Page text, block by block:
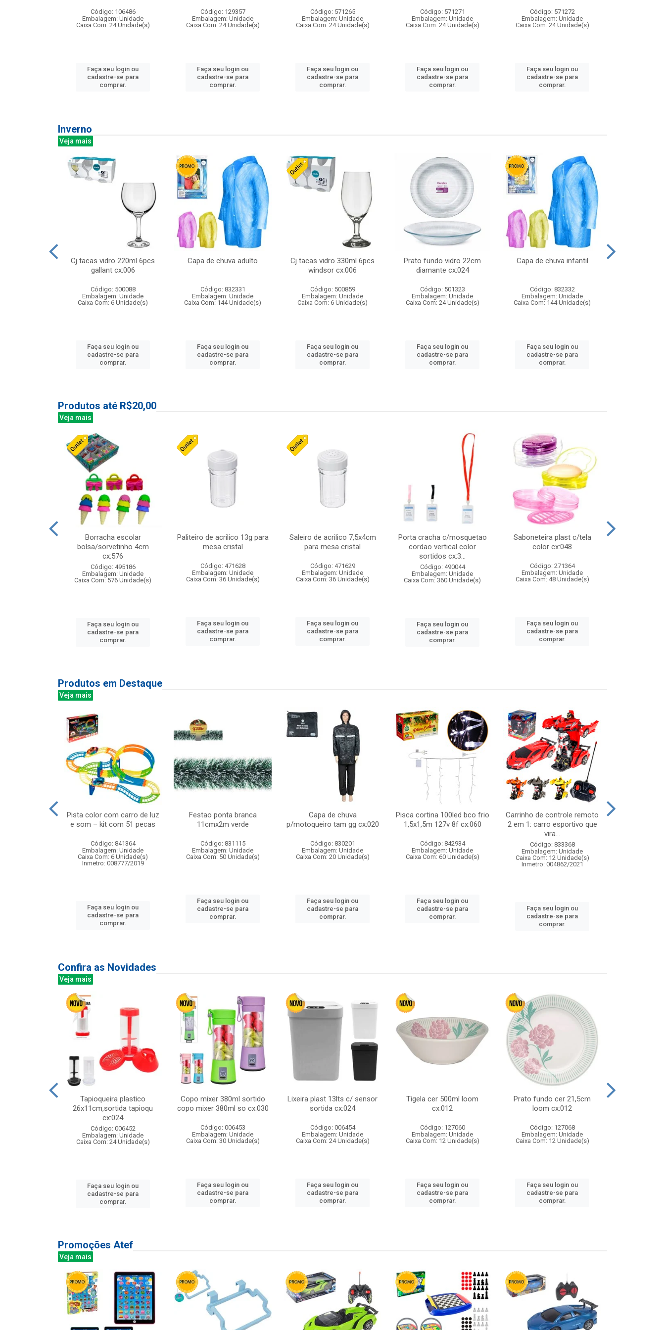
Código: 106486
Embalagem: Unidade
Caixa Com: 24 Unidade(s)
Faça seu login ou
cadastre-se para
comprar.
Código: 129357
Embalagem: Unidade
Caixa Com: 24 Unidade(s)
Faça seu login ou
cadastre-se para
comprar.
Código: 571265
Embalagem: Unidade
Caixa Com: 24 Unidade(s)
Faça seu login ou
cadastre-se para
comprar.
Código: 571271
Embalagem: Unidade
Caixa Com: 24 Unidade(s)
Faça seu login ou
cadastre-se para
comprar.
Código: 571272
Embalagem: Unidade
Caixa Com: 24 Unidade(s)
Faça seu login ou
cadastre-se para
comprar.
Inverno
Veja mais
Cj tacas vidro 220ml 6pcs
gallant cx:006
Código: 500088
Embalagem: Unidade
Caixa Com: 6 Unidade(s)
Faça seu login ou
cadastre-se para
comprar.
Capa de chuva adulto
Código: 832331
Embalagem: Unidade
Caixa Com: 144 Unidade(s)
Faça seu login ou
cadastre-se para
comprar.
Cj tacas vidro 330ml 6pcs
windsor cx:006
Código: 500859
Embalagem: Unidade
Caixa Com: 6 Unidade(s)
Faça seu login ou
cadastre-se para
comprar.
Prato fundo vidro 22cm
diamante cx:024
Código: 501323
Embalagem: Unidade
Caixa Com: 24 Unidade(s)
Faça seu login ou
cadastre-se para
comprar.
Capa de chuva infantil
Código: 832332
Embalagem: Unidade
Caixa Com: 144 Unidade(s)
Faça seu login ou
cadastre-se para
comprar.
Produtos até R$20,00
Veja mais
Borracha escolar
bolsa/sorvetinho 4cm
cx:576
Código: 495186
Embalagem: Unidade
Caixa Com: 576 Unidade(s)
Faça seu login ou
cadastre-se para
comprar.
Paliteiro de acrilico 13g para
mesa cristal
Código: 471628
Embalagem: Unidade
Caixa Com: 36 Unidade(s)
Faça seu login ou
cadastre-se para
comprar.
Saleiro de acrilico 7,5x4cm
para mesa cristal
Código: 471629
Embalagem: Unidade
Caixa Com: 36 Unidade(s)
Faça seu login ou
cadastre-se para
comprar.
Porta cracha c/mosquetao
cordao vertical color
sortidos cx:3...
Código: 490044
Embalagem: Unidade
Caixa Com: 360 Unidade(s)
Faça seu login ou
cadastre-se para
comprar.
Saboneteira plast c/tela
color cx:048
Código: 271364
Embalagem: Unidade
Caixa Com: 48 Unidade(s)
Faça seu login ou
cadastre-se para
comprar.
Produtos em Destaque
Veja mais
Pista color com carro de luz
e som – kit com 51 pecas
Código: 841364
Embalagem: Unidade
Caixa Com: 6 Unidade(s)
Inmetro: 008777/2019
Faça seu login ou
cadastre-se para
comprar.
Festao ponta branca
11cmx2m verde
Código: 831115
Embalagem: Unidade
Caixa Com: 50 Unidade(s)
Faça seu login ou
cadastre-se para
comprar.
Capa de chuva
p/motoqueiro tam gg cx:020
Código: 830201
Embalagem: Unidade
Caixa Com: 20 Unidade(s)
Faça seu login ou
cadastre-se para
comprar.
Pisca cortina 100led bco frio
1,5x1,5m 127v 8f cx:060
Código: 842934
Embalagem: Unidade
Caixa Com: 60 Unidade(s)
Faça seu login ou
cadastre-se para
comprar.
Carrinho de controle remoto
2 em 1: carro esportivo que
vira...
Código: 833368
Embalagem: Unidade
Caixa Com: 12 Unidade(s)
Inmetro: 004862/2021
Faça seu login ou
cadastre-se para
comprar.
Confira as Novidades
Veja mais
Tapioqueira plastico
26x11cm,sortida tapioqu
cx:024
Código: 006452
Embalagem: Unidade
Caixa Com: 24 Unidade(s)
Faça seu login ou
cadastre-se para
comprar.
Copo mixer 380ml sortido
copo mixer 380ml so cx:030
Código: 006453
Embalagem: Unidade
Caixa Com: 30 Unidade(s)
Faça seu login ou
cadastre-se para
comprar.
Lixeira plast 13lts c/ sensor
sortida cx:024
Código: 006454
Embalagem: Unidade
Caixa Com: 24 Unidade(s)
Faça seu login ou
cadastre-se para
comprar.
Tigela cer 500ml loom
cx:012
Código: 127060
Embalagem: Unidade
Caixa Com: 12 Unidade(s)
Faça seu login ou
cadastre-se para
comprar.
Prato fundo cer 21,5cm
loom cx:012
Código: 127068
Embalagem: Unidade
Caixa Com: 12 Unidade(s)
Faça seu login ou
cadastre-se para
comprar.
Promoções Atef
Veja mais